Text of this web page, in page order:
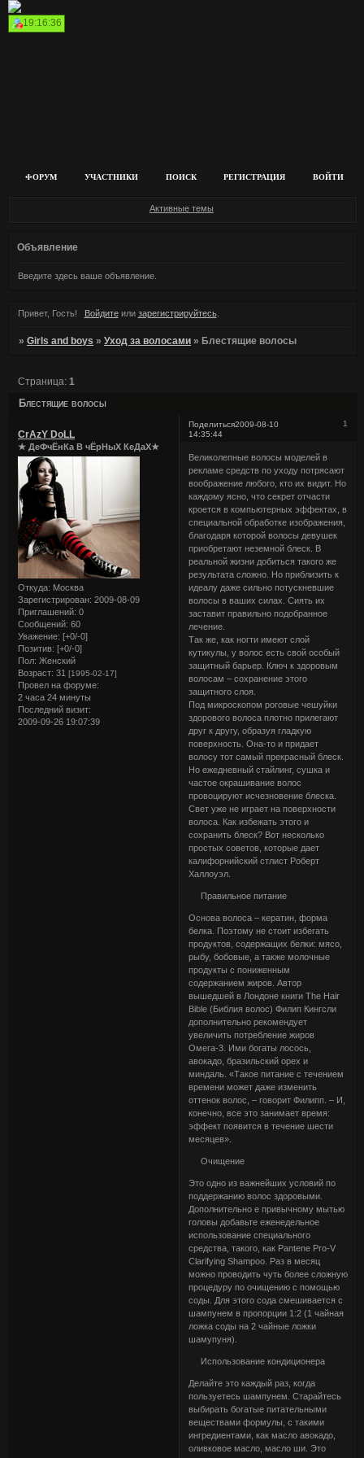
19:16:36
ФОРУМ УЧАСТНИКИ ПОИСК РЕГИСТРАЦИЯ ВОЙТИ
Активные темы
Объявление
Введите здесь ваше объявление.
Привет, Гость! Войдитеили зарегистрируйтесь.
»Girls and boys »Уход за волосами » Блестящие волосы
Блестящие волосы
Страница:1
Поделиться 1
2009-08-10
14:35:44
CrAzY DoLL
★ ДеФчЁнКа В чЁрНыХ КеДаХ★
Откуда: Москва
Зарегистрирован: 2009-08-09
Приглашений: 0
Сообщений: 60
Уважение: [+0/-0]
Позитив: [+0/-0]
Пол: Женский
Возраст: 31 [1995-02-17]
Провел на форуме:
2 часа 24 минуты
Последний визит:
2009-09-26 19:07:39
Великолепные волосы моделей в
рекламе средств по уходу потрясают
воображение любого, кто их видит. Но
каждому ясно, что секрет отчасти
кроется в компьютерных эффектах, в
специальной обработке изображения,
благодаря которой волосы девушек
приобретают неземной блеск. В
реальной жизни добиться такого же
результата сложно. Но приблизить к
идеалу даже сильно потускневшие
волосы в ваших силах. Сиять их
заставит правильно подобранное
лечение.
Так же, как ногти имеют слой
кутикулы, у волос есть свой особый
защитный барьер. Ключ к здоровым
волосам – сохранение этого
защитного слоя.
Под микроскопом роговые чешуйки
здорового волоса плотно прилегают
друг к другу, образуя гладкую
поверхность. Она-то и придает
волосу тот самый прекрасный блеск.
Но ежедневный стайлинг, сушка и
частое окрашивание волос
провоцируют исчезновение блеска.
Свет уже не играет на поверхности
волоса. Как избежать этого и
сохранить блеск? Вот несколько
простых советов, которые дает
калифорнийский стлист Роберт
Халлоуэл.
Правильное питание
Основа волоса – кератин, форма
белка. Поэтому не стоит избегать
продуктов, содержащих белки: мясо,
рыбу, бобовые, а также молочные
продукты с пониженным
содержанием жиров. Автор
вышедшей в Лондоне книги The Hair
Bible (Библия волос) Филип Кингсли
дополнительно рекомендует
увеличить потребление жиров
Омега-3. Ими богаты лосось,
авокадо, бразильский орех и
миндаль. «Такое питание с течением
времени может даже изменить
оттенок волос, – говорит Филипп. – И,
конечно, все это занимает время:
эффект появится в течение шести
месяцев».
Очищение
Это одно из важнейших условий по
поддержанию волос здоровыми.
Дополнительно е привычному мытью
головы добавьте еженедельное
использование специального
средства, такого, как Pantene Pro-V
Clarifying Shampoo. Раз в месяц
можно проводить чуть более сложную
процедуру по очищению с помощью
соды. Для этого сода смешивается с
шампунем в пропорции 1:2 (1 чайная
ложка соды на 2 чайные ложки
шамупуня).
Использование кондиционера
Делайте это каждый раз, когда
пользуетесь шампунем. Старайтесь
выбирать богатые питательными
веществами формулы, с такими
ингредиентами, как масло авокадо,
оливковое масло, масло ши. Это